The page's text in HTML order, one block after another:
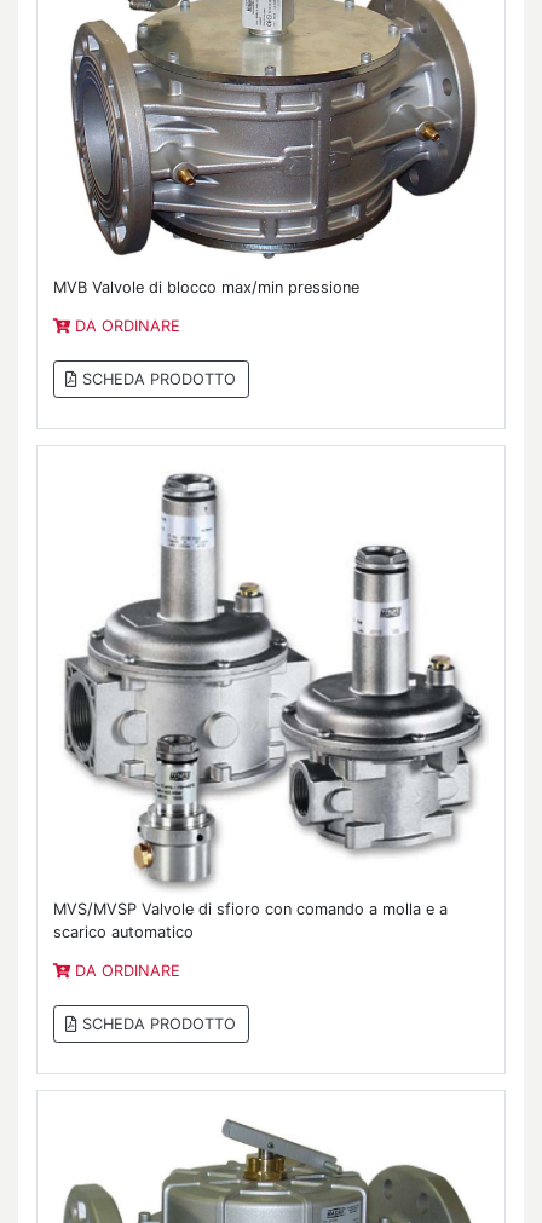
MVB Valvole di blocco max/min pressione
DA ORDINARE
SCHEDA PRODOTTO
MVS/MVSP Valvole di sfioro con comando a molla e a
scarico automatico
DA ORDINARE
SCHEDA PRODOTTO